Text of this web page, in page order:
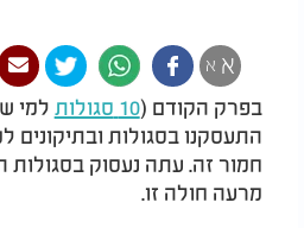
א א
בפרק הקודם (10 סגולות למי
התעסקנו בסגולות
חמור זה. עתה נעסוק בסגולות
מרעה חולה זו.